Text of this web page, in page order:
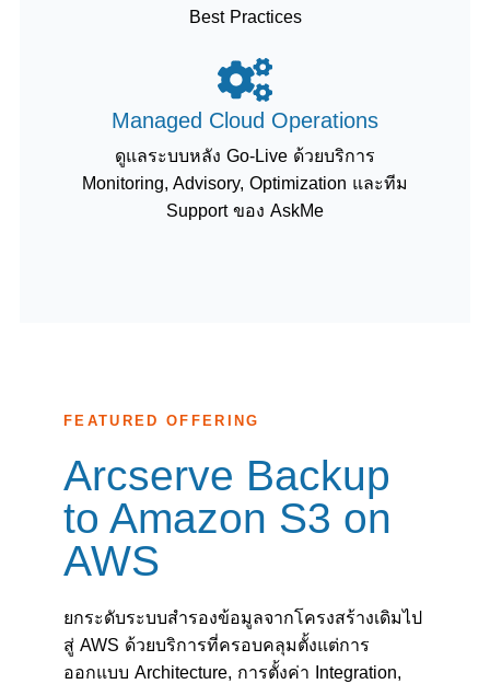
Best Practices
Managed Cloud Operations
ดูแลระบบหลัง Go-Live ด้วยบริการ
Monitoring, Advisory, Optimization และทีม
Support ของ AskMe
FEATURED OFFERING
Arcserve Backup
to Amazon S3 on
AWS
ยกระดับระบบสำรองข้อมูลจากโครงสร้างเดิมไป
สู่ AWS ด้วยบริการที่ครอบคลุมตั้งแต่การ
ออกแบบ Architecture, การตั้งค่า Integration,